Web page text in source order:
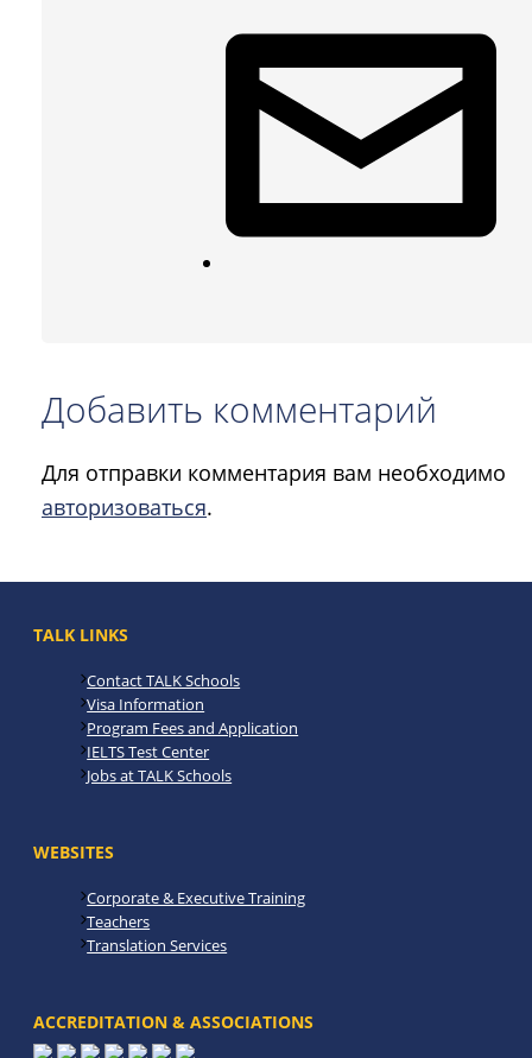
Добавить комментарий
Для отправки комментария вам необходимо
авторизоваться.
TALK LINKS
Contact TALK Schools
Visa Information
Program Fees and Application
IELTS Test Center
Jobs at TALK Schools
WEBSITES
Corporate & Executive Training
Teachers
Translation Services
ACCREDITATION & ASSOCIATIONS